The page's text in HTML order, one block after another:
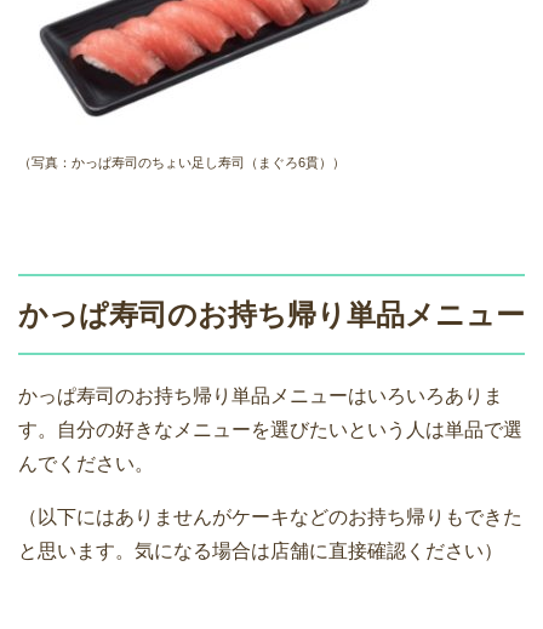
（写真：かっぱ寿司のちょい足し寿司（まぐろ6貫））
かっぱ寿司のお持ち帰り単品メニュー
かっぱ寿司のお持ち帰り単品メニューはいろいろありま
す。自分の好きなメニューを選びたいという人は単品で選
んでください。
（以下にはありませんがケーキなどのお持ち帰りもできた
と思います。気になる場合は店舗に直接確認ください）